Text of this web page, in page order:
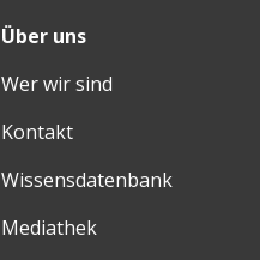
Über uns
Wer wir sind
Kontakt
Wissensdatenbank
Mediathek